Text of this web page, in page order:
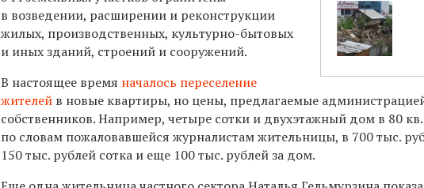
в возведении, расширении и реконструкции
жилых, производственных, культурно-бытовых
и иных зданий, строений и сооружений.
В настоящее время началось переселение
жителей в новые квартиры, но цены, предлагаемые
собственников. Например, четыре сотки и двухэтажный дом в 80
по словам пожаловавшейся журналистам жительницы, в 700 тыс.
150 тыс. рублей сотка и еще 100 тыс. рублей за дом.